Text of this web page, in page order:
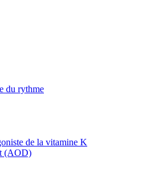
du rythme
de la vitamine K
(AOD)